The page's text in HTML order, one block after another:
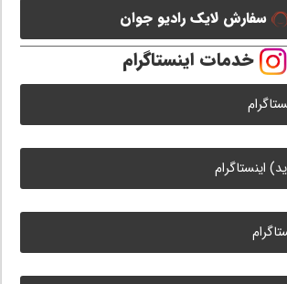
سفارش لایک رادیو جوان
خدمات اینستاگرام
اینستاگرام